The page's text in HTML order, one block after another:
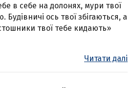
в себе на долонях, мури твої
ось твої збігаються, а
твої тебе кидають»
Читати далі